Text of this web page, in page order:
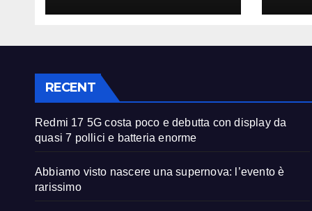
enorme
RECENT
Redmi 17 5G costa poco e debutta con display da
quasi 7 pollici e batteria enorme
Abbiamo visto nascere una supernova: l’evento è
rarissimo